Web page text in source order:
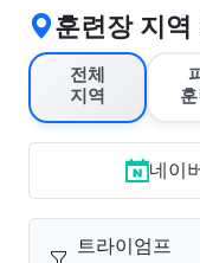
훈련장 지역
전체
지역
네이
트라이엄프